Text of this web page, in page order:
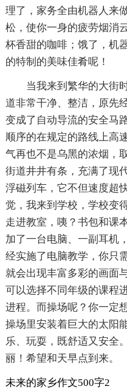
理了，家务全由机器人来
松，使你一身的疲劳烟消
杯香甜的咖啡；饿了，机
的特制的美味佳肴呢！
当我来到繁华的大街
道非常干净、整洁，原先
变成了自动导流的安全马
顺序的在规定的路线上高
气再也不是乌黑的浓烟，
街道井井有条，充满了现
浮磁列车，它不但速度超
觉，我来到学校，学校变
走进教室，咦？书包和课
加了一台电脑、一副耳机
经实施了电脑教学，你只
就会出现丰富多彩的画面
可以选择不同年级的课程
进程。而操场呢？你一定
操场里安装着巨大的太阳
乐、玩耍，既舒适又安全
丽！希望和天早点到来。
未来的家乡作文500字2